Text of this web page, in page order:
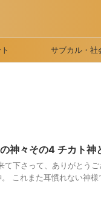
サブカル・社
神々その4 チカト神
て下さって、ありがとう
これまた耳慣れない神様